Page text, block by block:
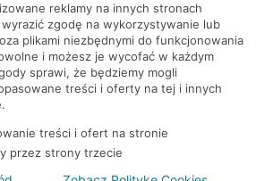
reklamy na innych stronach
zgodę na wykorzystywanie lub
plikami niezbędnymi do funkcjonowania
i możesz je wycofać w każdym
sprawi, że będziemy mogli
treści i oferty na tej i innych
treści i ofert na stronie
przez strony trzecie